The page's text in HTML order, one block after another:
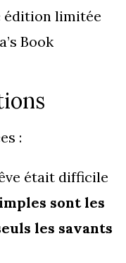
édition limitée
Book
:
était difficile
sont les
les savants